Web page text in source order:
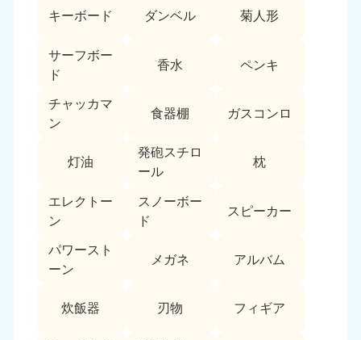
キーボード ダンベル 菊人形
サーフボー
ド
香水 ペンキ
チャッカマ
ン
食器棚 ガスコンロ
灯油
発砲スチロ
ール
枕
エレクトー
ン
スノーボー
ド
スピーカー
パワースト
ーン
メガネ アルバム
炊飯器 刃物 フィギア
新潟県
050-1881-5263
近畿
大阪府
050-1881-5250
9:00〜19:00 年中無休
兵庫県
050-1881-5249
9:00〜19:00 年中無休
050-1881-5254
9:00〜19:00 年中無休
滋賀県
050-1881-5253
京都府
050-1881-5252